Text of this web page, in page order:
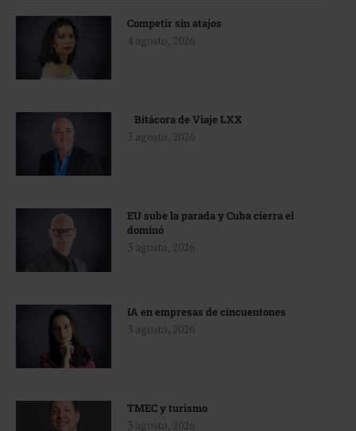
Competir sin atajos
4 agosto, 2026
Bitácora de Viaje LXX
3 agosto, 2026
EU sube la parada y Cuba cierra el
dominó
3 agosto, 2026
IA en empresas de cincuentones
3 agosto, 2026
TMEC y turismo
3 agosto, 2026